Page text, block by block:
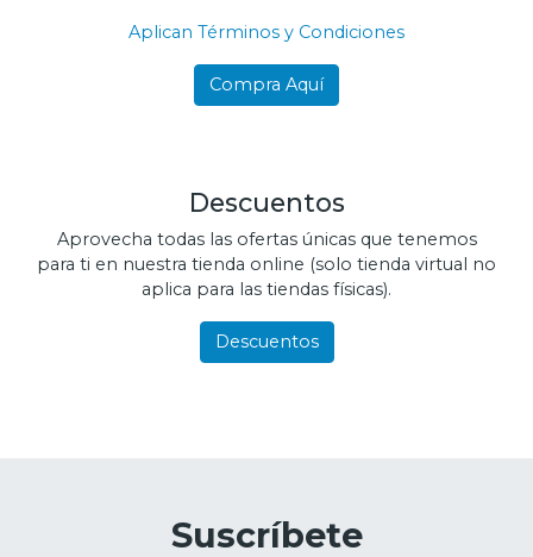
Aplican Términos y Condiciones
Compra Aquí
Descuentos
Aprovecha todas las ofertas únicas que tenemos
para ti en nuestra tienda online (solo tienda virtual no
aplica para las tiendas físicas).
Descuentos
Suscríbete